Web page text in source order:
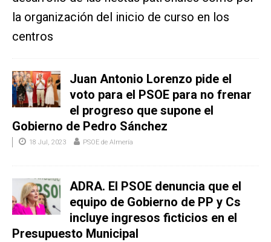
la organización del inicio de curso en los
centros
Juan Antonio Lorenzo pide el
voto para el PSOE para no frenar
el progreso que supone el
Gobierno de Pedro Sánchez
18 Jul, 2023 PSOE de Almería
ADRA. El PSOE denuncia que el
equipo de Gobierno de PP y Cs
incluye ingresos ficticios en el
Presupuesto Municipal